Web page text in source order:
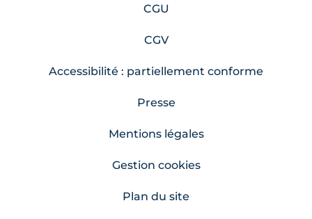
CGU
CGV
Accessibilité : partiellement conforme
Presse
Mentions légales
Gestion cookies
Plan du site